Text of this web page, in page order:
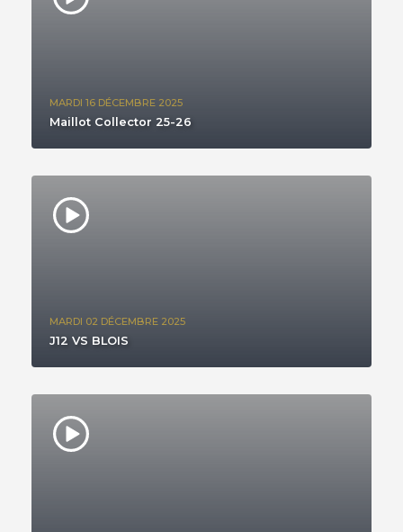
MARDI 16 DÉCEMBRE 2025
Maillot Collector 25-26
MARDI 02 DÉCEMBRE 2025
J12 VS BLOIS